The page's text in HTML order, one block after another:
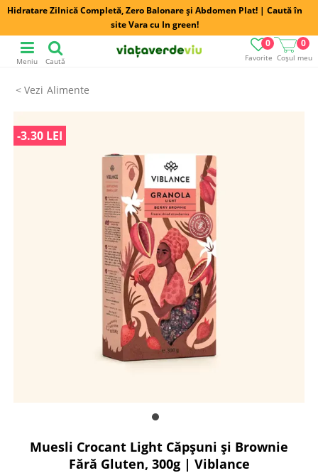
Hidratare Zilnică Completă, Zero Balonare și Abdomen Plat! | Caută în
site Vara cu In green!
Favorite
0
Coșul meu
0
Meniu Caută
Alimente
-3.30 LEI
Muesli Crocant Light Căpșuni și Brownie
Fără Gluten, 300g | Viblance